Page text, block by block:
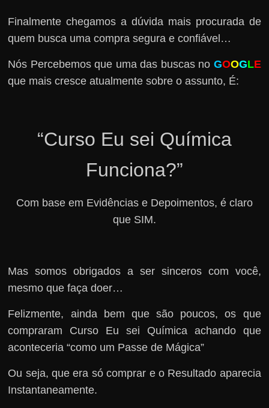
Finalmente chegamos a dúvida mais procurada de
quem busca uma compra segura e confiável…
Nós Percebemos que uma das buscas no GOOGLE
que mais cresce atualmente sobre o assunto, É:
“Curso Eu sei Química
Funciona?”
Com base em Evidências e Depoimentos, é claro
que SIM.
Mas somos obrigados a ser sinceros com você,
mesmo que faça doer…
Felizmente, ainda bem que são poucos, os que
compraram Curso Eu sei Química achando que
aconteceria “como um Passe de Mágica”
Ou seja, que era só comprar e o Resultado aparecia
Instantaneamente.